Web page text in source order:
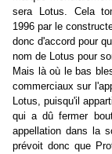
sera Lotus. Cela
1996 par le
donc d'accord pour
nom de Lotus pour
Mais là où le bas
commerciaux sur
Lotus, puisqu'il
qui a dû fermer
appellation dans la
prévoit donc que